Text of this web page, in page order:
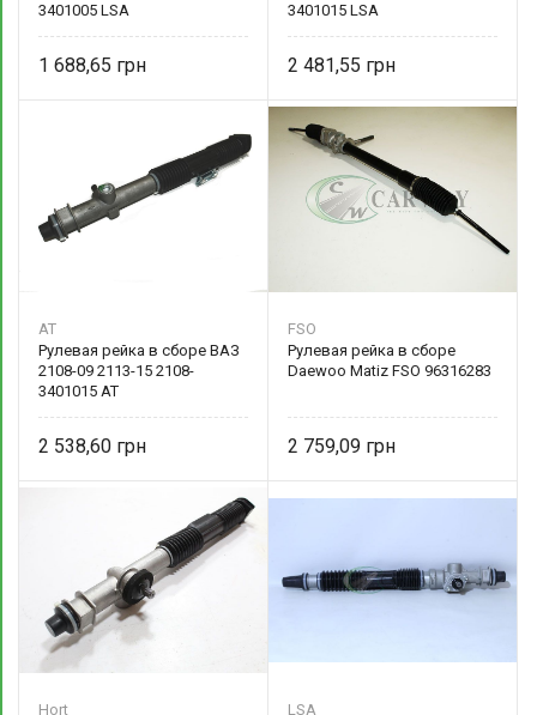
3401005 LSA
1 688,65
3401015 LSA
2 481,55
AT
Рулевая рейка в сборе ВАЗ
2108-09 2113-15 2108-
3401015 AT
2 538,60
FSO
Рулевая рейка в сборе
Daewoo Matiz FSO 96316283
2 759,09
Hort LSA